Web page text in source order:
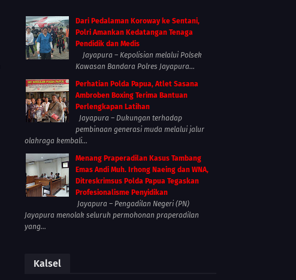
Dari Pedalaman Koroway ke Sentani,
Polri Amankan Kedatangan Tenaga
Pendidik dan Medis
Jayapura – Kepolisian melalui Polsek
Kawasan Bandara Polres Jayapura...
Perhatian Polda Papua, Atlet Sasana
Ambroben Boxing Terima Bantuan
Perlengkapan Latihan
Jayapura – Dukungan terhadap
pembinaan generasi muda melalui jalur
olahraga kembali...
Menang Praperadilan Kasus Tambang
Emas Andi Muh. Irhong Naeing dan WNA,
Ditreskrimsus Polda Papua Tegaskan
Profesionalisme Penyidikan
Jayapura – Pengadilan Negeri (PN)
Jayapura menolak seluruh permohonan praperadilan
yang...
Kalsel